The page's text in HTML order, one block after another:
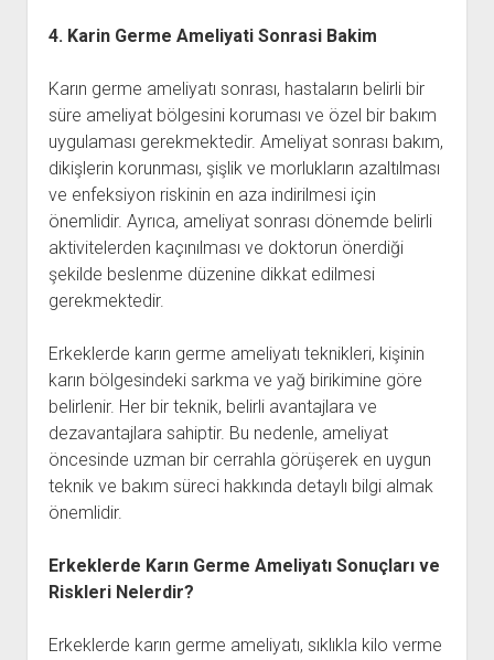
4. Karin Germe Ameliyati Sonrasi Bakim
Karın germe ameliyatı sonrası, hastaların belirli bir
süre ameliyat bölgesini koruması ve özel bir bakım
uygulaması gerekmektedir. Ameliyat sonrası bakım,
dikişlerin korunması, şişlik ve morlukların azaltılması
ve enfeksiyon riskinin en aza indirilmesi için
önemlidir. Ayrıca, ameliyat sonrası dönemde belirli
aktivitelerden kaçınılması ve doktorun önerdiği
şekilde beslenme düzenine dikkat edilmesi
gerekmektedir.
Erkeklerde karın germe ameliyatı teknikleri, kişinin
karın bölgesindeki sarkma ve yağ birikimine göre
belirlenir. Her bir teknik, belirli avantajlara ve
dezavantajlara sahiptir. Bu nedenle, ameliyat
öncesinde uzman bir cerrahla görüşerek en uygun
teknik ve bakım süreci hakkında detaylı bilgi almak
önemlidir.
Erkeklerde Karın Germe Ameliyatı Sonuçları ve
Riskleri Nelerdir?
Erkeklerde karın germe ameliyatı, sıklıkla kilo verme